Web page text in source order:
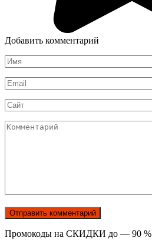
Добавить комментарий
Имя
*
Email
*
Сайт
Комментарий
Промокоды на СКИДКИ до — 90 %